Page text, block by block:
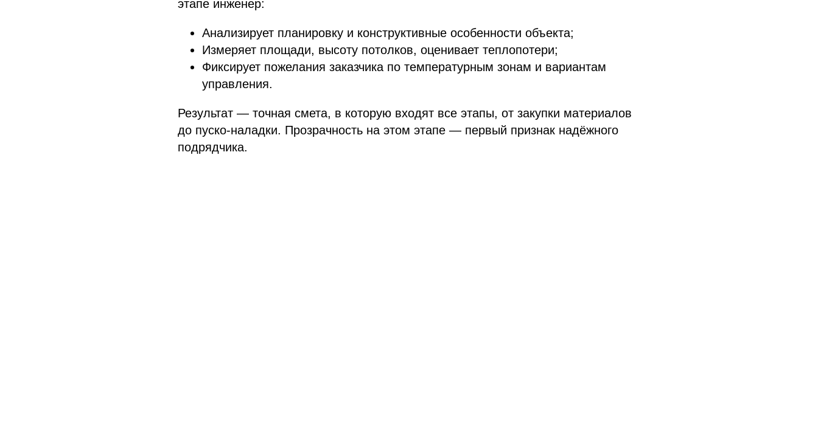
этапе инженер:
Анализирует планировку и конструктивные особенности объекта;
Измеряет площади, высоту потолков, оценивает теплопотери;
Фиксирует пожелания заказчика по температурным зонам и вариантам
управления.
Результат — точная смета, в которую входят все этапы, от закупки материалов
до пуско-наладки. Прозрачность на этом этапе — первый признак надёжного
подрядчика.